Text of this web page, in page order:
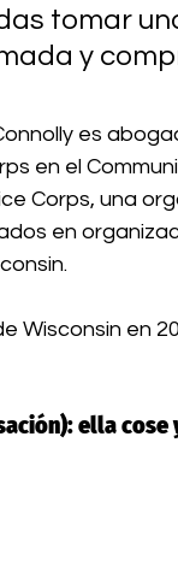
tomar
y
es
en el
Corps, una
en
Wisconsin en
ella cose